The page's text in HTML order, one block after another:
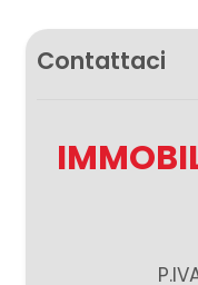
Contattaci